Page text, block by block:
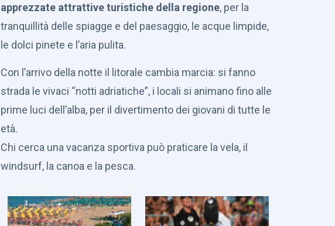
apprezzate attrattive turistiche della regione, per la
tranquillità delle spiagge e del paesaggio, le acque limpide,
le dolci pinete e l’aria pulita.
Con l’arrivo della notte il litorale cambia marcia: si fanno
strada le vivaci “notti adriatiche”, i locali si animano fino alle
prime luci dell’alba, per il divertimento dei giovani di tutte le
età.
Chi cerca una vacanza sportiva può praticare la vela, il
windsurf, la canoa e la pesca.